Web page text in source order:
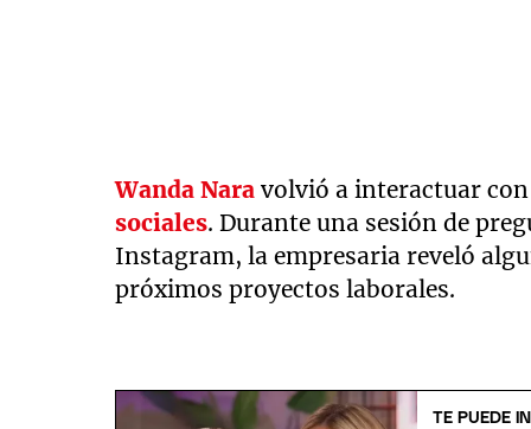
Wanda Nara volvió a interactuar
sociales. Durante una sesión de
Instagram, la empresaria reveló
próximos proyectos laborales.
TE PUEDE